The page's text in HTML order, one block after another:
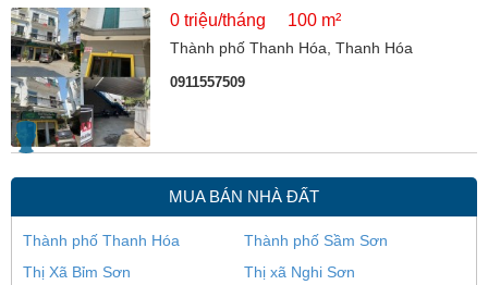
0 triệu/tháng 100 m²
Thành phố Thanh Hóa, Thanh Hóa
0911557509
MUA BÁN NHÀ ĐẤT
Thành phố Thanh Hóa
Thành phố Sầm Sơn
Thị Xã Bỉm Sơn
Thị xã Nghi Sơn